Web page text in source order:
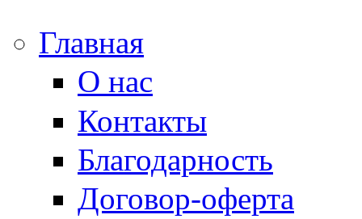
Главная
О нас
Контакты
Благодарность
Договор-оферта